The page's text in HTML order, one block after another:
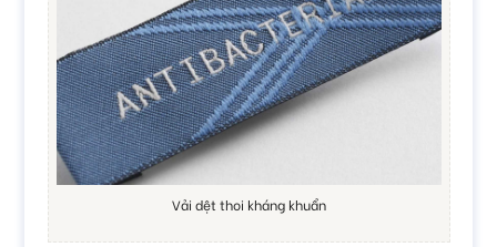
Vải dệt thoi kháng khuẩn